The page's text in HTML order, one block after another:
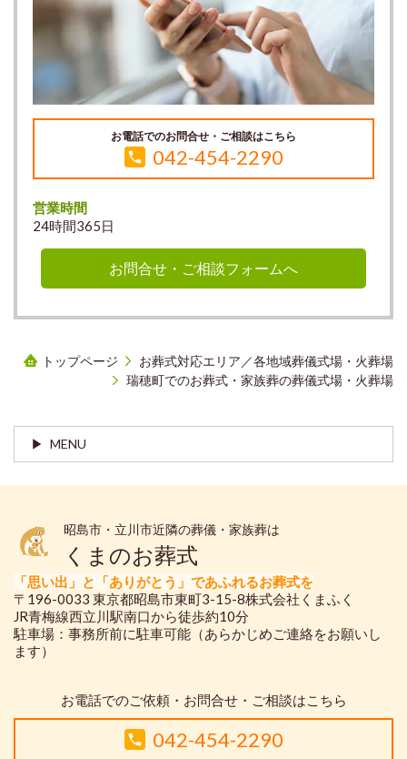
お電話でのお問合せ・ご相談はこちら
042-454-2290
営業時間
24時間365日
お問合せ・ご相談フォームへ
トップページ
お葬式対応エリア／各地域葬儀式場・火葬場
瑞穂町でのお葬式・家族葬の葬儀式場・火葬場
MENU
昭島市・立川市近隣の葬儀・家族葬は
くまのお葬式
「思い出」と「ありがとう」であふれるお葬式を
〒196-0033 東京都昭島市東町3-15-8株式会社くまふく
JR青梅線西立川駅南口から徒歩約10分
駐車場：事務所前に駐車可能（あらかじめご連絡をお願いし
ます）
お電話でのご依頼・お問合せ・ご相談はこちら
042-454-2290